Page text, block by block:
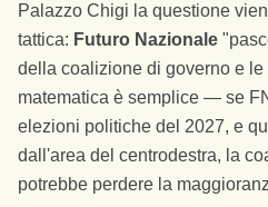
Palazzo Chigi la questione
tattica: Futuro Nazionale
della coalizione di governo e
matematica è semplice — se
elezioni politiche del 2027, e
dall'area del centrodestra, la
potrebbe perdere la